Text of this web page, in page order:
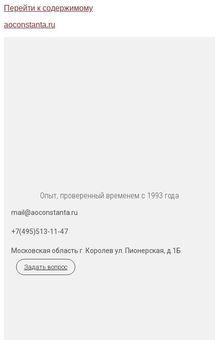
Перейти к содержимому
aoconstanta.ru
Опыт, проверенный временем с 1993 года
mail@aoconstanta.ru
+7(495)513-11-47
Московская область г. Королев ул. Пионерская, д.1Б
Задать вопрос